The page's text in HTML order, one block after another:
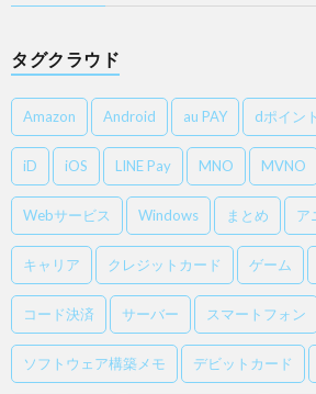
タグクラウド
Amazon Android au PAY dポイント
iD iOS LINE Pay MNO MVNO
Webサービス Windows まとめ ア
キャリア クレジットカード ゲーム
コード決済 サーバー スマートフォン
ソフトウェア構築メモ デビットカード